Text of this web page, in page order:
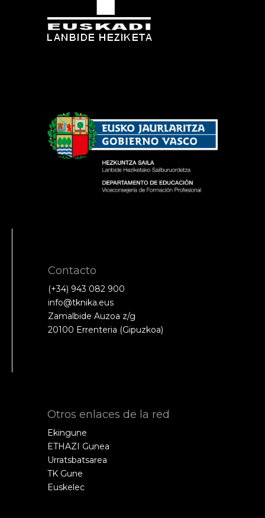
Contacto
(+34) 943 082 900
info@tknika.eus
Zamalbide Auzoa z/g
20100 Errenteria (Gipuzkoa)
Otros enlaces de la red
Ekingune
ETHAZI Gunea
Urratsbatsarea
TK Gune
Euskelec